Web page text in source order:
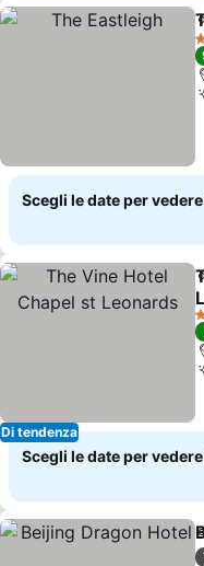
Scegli le date per
Di tendenza
Scegli le date per